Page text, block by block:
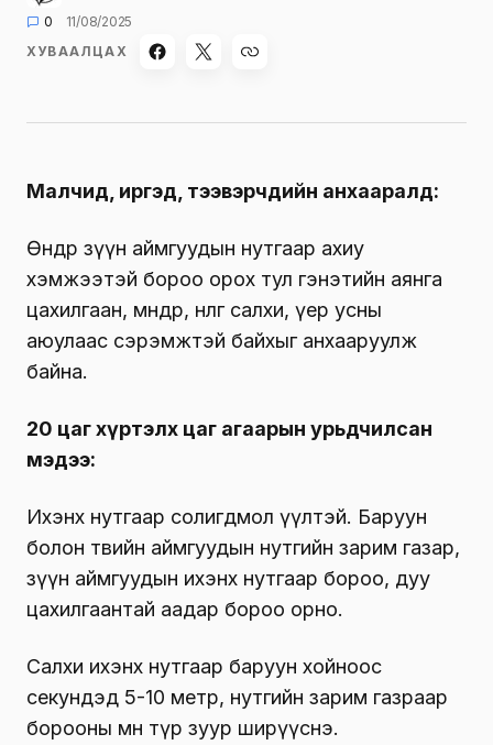
0
11/08/2025
ХУВААЛЦАХ
Малчид, иргэд, тээвэрчдийн анхааралд:
Өнөөдөр зүүн аймгуудын нутгаар ахиу
хэмжээтэй бороо орох тул гэнэтийн аянга
цахилгаан, мөндөр, нөөлөг салхи, үер усны
аюулаас сэрэмжтэй байхыг анхааруулж
байна.
20 цаг хүртэлх цаг агаарын урьдчилсан
мэдээ:
Ихэнх нутгаар солигдмол үүлтэй. Баруун
болон төвийн аймгуудын нутгийн зарим газар,
зүүн аймгуудын ихэнх нутгаар бороо, дуу
цахилгаантай аадар бороо орно.
Салхи ихэнх нутгаар баруун хойноос
секундэд 5-10 метр, нутгийн зарим газраар
борооны өмнө түр зуур ширүүснэ.